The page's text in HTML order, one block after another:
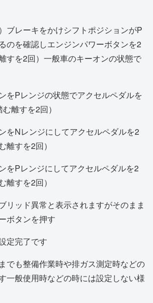
ブレーキをかけシフトポジションがP
のを確認しエンジンパワーボタンを2
すを2回）一般車のキーオンの状態で
をPレンジの状態でアクセルペダルを
離すを2回）
をNレンジにしてアクセルペダルを2
離すを2回）
をPレンジにしてアクセルペダルを2
離すを2回）
ッド異常と表示されますがそのまま
ボタンを押す
定完了です
でも整備作業時や排ガス測定時などの
一般使用時などの時には設定しない様